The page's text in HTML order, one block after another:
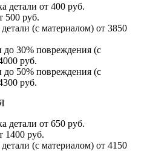
детали от 400 руб.
500 руб.
(с материалом) от 3850
до 30% повреждения (с
руб.
до 50% повреждения (с
руб.
детали от 650 руб.
1400 руб.
(с материалом) от 4150